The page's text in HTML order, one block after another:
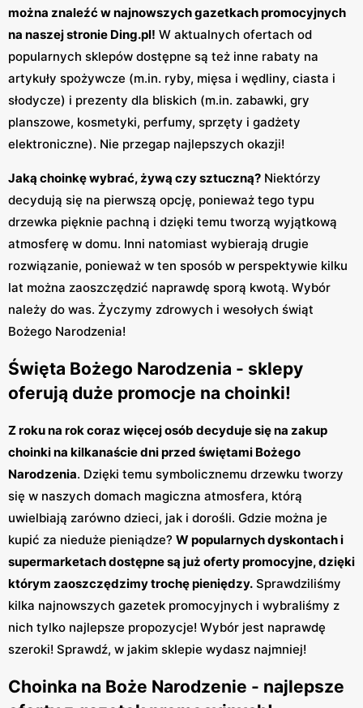
można znaleźć w najnowszych gazetkach promocyjnych
na naszej stronie Ding.pl! W aktualnych ofertach od
popularnych sklepów dostępne są też inne rabaty na
artykuły spożywcze (m.in. ryby, mięsa i wędliny, ciasta i
słodycze) i prezenty dla bliskich (m.in. zabawki, gry
planszowe, kosmetyki, perfumy, sprzęty i gadżety
elektroniczne). Nie przegap najlepszych okazji!
Jaką choinkę wybrać, żywą czy sztuczną? Niektórzy
decydują się na pierwszą opcję, ponieważ tego typu
drzewka pięknie pachną i dzięki temu tworzą wyjątkową
atmosferę w domu. Inni natomiast wybierają drugie
rozwiązanie, ponieważ w ten sposób w perspektywie kilku
lat można zaoszczędzić naprawdę sporą kwotą. Wybór
należy do was. Życzymy zdrowych i wesołych świąt
Bożego Narodzenia!
Święta Bożego Narodzenia - sklepy
oferują duże promocje na choinki!
Z roku na rok coraz więcej osób decyduje się na zakup
choinki na kilkanaście dni przed świętami Bożego
Narodzenia. Dzięki temu symbolicznemu drzewku tworzy
się w naszych domach magiczna atmosfera, którą
uwielbiają zarówno dzieci, jak i dorośli. Gdzie można je
kupić za nieduże pieniądze? W popularnych dyskontach i
supermarketach dostępne są już oferty promocyjne, dzięki
którym zaoszczędzimy trochę pieniędzy. Sprawdziliśmy
kilka najnowszych gazetek promocyjnych i wybraliśmy z
nich tylko najlepsze propozycje! Wybór jest naprawdę
szeroki! Sprawdź, w jakim sklepie wydasz najmniej!
Choinka na Boże Narodzenie - najlepsze